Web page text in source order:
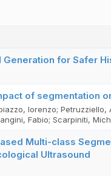
Generation for Safer
of segmentation
lorenzo;
Fabio; Scarpiniti,
Multi-class
Ultrasound